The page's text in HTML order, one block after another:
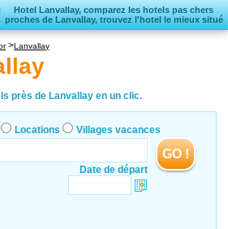
Hotel Lanvallay, comparez les hotels pas chers
proches de Lanvallay, trouvez l'hotel le mieux situé
vacances
Villages vacances
Lanvallay
près de Lanvallay en un clic.
Locations Villages vacances
Date de départ
GO !